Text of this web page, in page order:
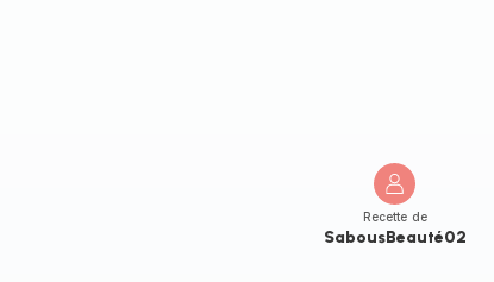
Recette de
SabousBeauté02